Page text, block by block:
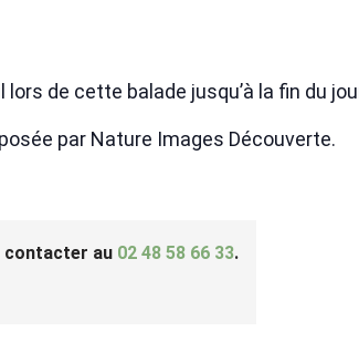
de cette balade jusqu’à la fin du
par Nature Images Découverte.
contacter au 02 48 58 66 33.